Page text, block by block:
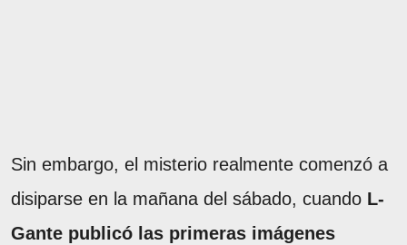
Sin embargo, el misterio realmente comenzó a
disiparse en la mañana del sábado, cuando L-
Gante publicó las primeras imágenes